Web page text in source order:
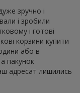
зручно і
і зробили
і готові
корзини купити
або в
пакунок
адресат лишились